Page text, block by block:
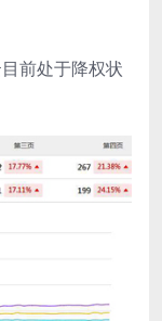
前处于降权状